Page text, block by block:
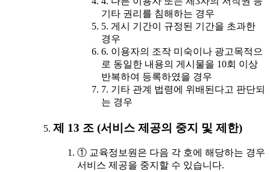
기타 권리를 침해하는 경우
5. 게시 기간이 규정된 기간을 초과한
경우
6. 이용자의 조작 미숙이나 광고목적으
로 동일한 내용의 게시물을 10회 이상
반복하여 등록하였을 경우
7. 기타 관계 법령에 위배된다고 판단되
는 경우
제 13 조 (서비스 제공의 중지 및 제한)
① 교육정보원은 다음 각 호에 해당하는 경우
서비스 제공을 중지할 수 있습니다.